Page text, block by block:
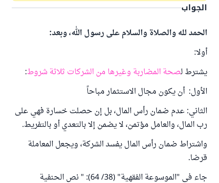
الجواب
الحمد لله والصلاة والسلام على رسول الله، وبعد:
أولا:
يشترط لصحة المضاربة وغيرها من الشركات ثلاثة شروط:
الأول: أن يكون مجال الاستثمار مباحاً
الثاني: عدم ضمان رأس المال، بل إن حصلت خسارة فهي على
رب المال، والعامل مؤتمن، لا يضمن إلا بالتعدي أو بالتفريط.
واشتراط ضمان رأس المال يفسد الشركة، ويجعل المعاملة
قرضا.
جاء في "الموسوعة الفقهية" (38/ 64): " نص الحنفية